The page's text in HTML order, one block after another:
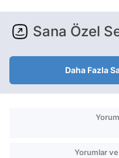
Sana Özel
Daha Fazla
Yorumlar ve